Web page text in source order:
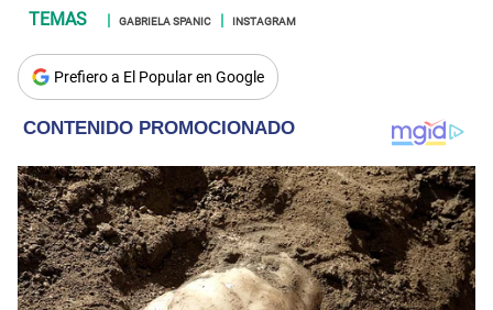
GABRIELA SPANIC INSTAGRAM
Prefiero a El Popular en Google